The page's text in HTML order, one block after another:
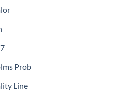
Prob
Line